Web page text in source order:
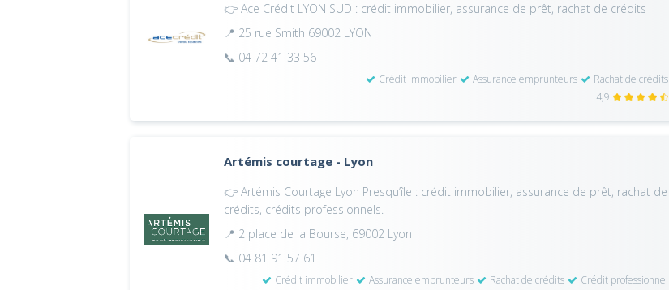
👉 Ace Crédit LYON SUD : crédit immobilier, assurance de prêt, rachat de crédits
📍 25 rue Smith 69002 LYON
📞 04 72 41 33 56
Crédit immobilier Assurance emprunteurs
Rachat de crédits
4,9
Artémis courtage - Lyon
👉 Artémis Courtage Lyon Presqu’île : crédit immobilier, assurance de prêt, rachat de
crédits, crédits professionnels.
📍 2 place de la Bourse, 69002 Lyon
📞 04 81 91 57 61
Crédit immobilier Assurance emprunteurs Rachat de crédits
Crédit professionnel